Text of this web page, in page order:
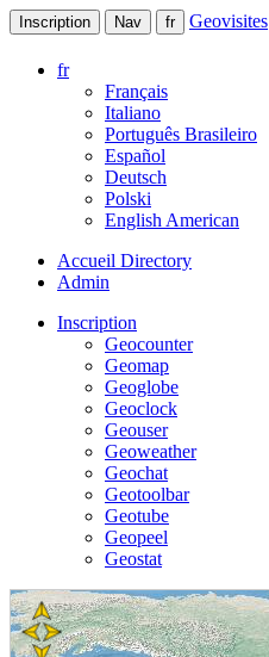
Inscription Nav fr Geovisites
fr
Français
Italiano
Português Brasileiro
Español
Deutsch
Polski
English American
Accueil Directory
Admin
Inscription
Geocounter
Geomap
Geoglobe
Geoclock
Geouser
Geoweather
Geochat
Geotoolbar
Geotube
Geopeel
Geostat